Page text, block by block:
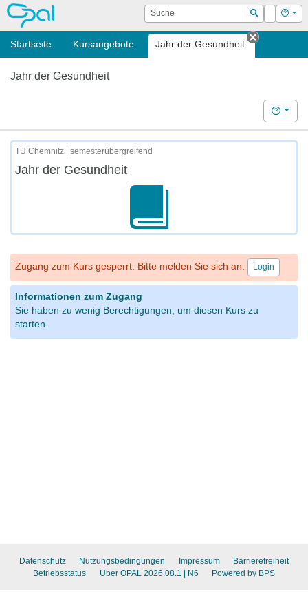
OPAL Suche
Suchen
Login Hilfe
Startseite Kursangebote Jahr der Gesundheit
Tab
Jahr der Gesundheit
Hilfe
TU Chemnitz | semesterübergreifend
Jahr der Gesundheit
Zugang zum Kurs gesperrt. Bitte melden Sie sich an. Login
Informationen zum Zugang
Sie haben zu wenig Berechtigungen, um diesen Kurs zu
starten.
Datenschutz Nutzungsbedingungen Impressum
Barrierefreiheit
Betriebsstatus
Über OPAL 2026.08.1 | N6 Powered by BPS